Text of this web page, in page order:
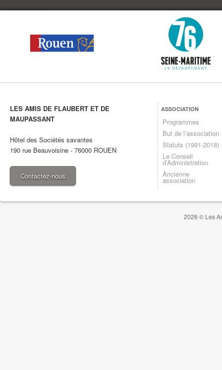
LES AMIS DE FLAUBERT ET DE
MAUPASSANT
Hôtel des Sociétés savantes
190 rue Beauvoisine - 76000 ROUEN
Contactez-nous
ASSOCIATION
Programmes
But de l’association
Statuts (1991-2018)
Le Conseil
d’Administration
Ancienne
association
2026 © Les